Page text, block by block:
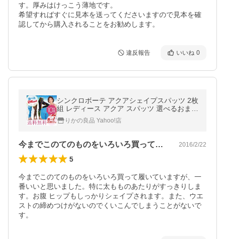
す。厚みはけっこう薄地です。
希望すればすぐに見本を送ってくださいますので見本を確
認してから購入されることをお勧めします。
違反報告 いいね 0
シンクロボーテ アクアシェイプスパッツ 2枚
組 レディース アクア スパッツ 選べるおまけ
後払い可 60t nkp bnm
りかの良品 Yahoo!店
今までこのてのものをいろいろ買って履い… 2016/2/22
5
今までこのてのものをいろいろ買って履いていますが、一
番いいと思いました。特に太もものあたりがすっきりしま
す。お腹 ヒップもしっかりシェイプされます。また、ウエ
ストの締めつけがないのでくいこんでしまうことがないで
す。